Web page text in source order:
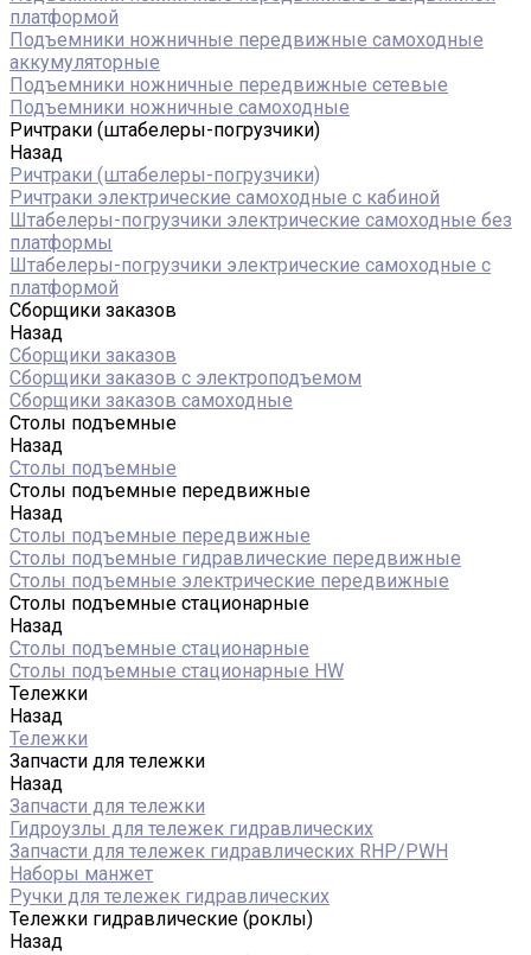
платформой
Подъемники ножничные передвижные самоходные
аккумуляторные
Подъемники ножничные передвижные сетевые
Подъемники ножничные самоходные
Ричтраки (штабелеры-погрузчики)
Назад
Ричтраки (штабелеры-погрузчики)
Ричтраки электрические самоходные с кабиной
Штабелеры-погрузчики электрические самоходные без
платформы
Штабелеры-погрузчики электрические самоходные с
платформой
Сборщики заказов
Назад
Сборщики заказов
Сборщики заказов с электроподъемом
Сборщики заказов самоходные
Столы подъемные
Назад
Столы подъемные
Столы подъемные передвижные
Назад
Столы подъемные передвижные
Столы подъемные гидравлические передвижные
Столы подъемные электрические передвижные
Столы подъемные стационарные
Назад
Столы подъемные стационарные
Столы подъемные стационарные HW
Тележки
Назад
Тележки
Запчасти для тележки
Назад
Запчасти для тележки
Гидроузлы для тележек гидравлических
Запчасти для тележек гидравлических RHP/PWH
Наборы манжет
Ручки для тележек гидравлических
Тележки гидравлические (роклы)
Назад